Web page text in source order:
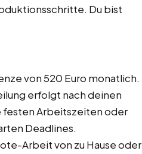
Du bist
von 520 Euro monatlich.
erfolgt nach deinen
festen Arbeitszeiten oder
Deadlines.
Arbeit von zu Hause oder